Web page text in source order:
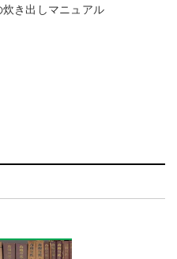
炊き出しマニュアル